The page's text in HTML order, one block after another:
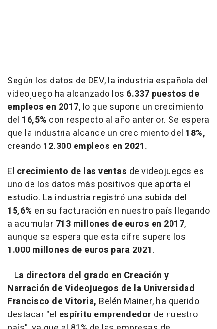
Según los datos de DEV, la industria española del
videojuego ha alcanzado los 6.337 puestos de
empleos en 2017, lo que supone un crecimiento
del 16,5% con respecto al año anterior. Se espera
que la industria alcance un crecimiento del 18%,
creando 12.300 empleos en 2021.
El crecimiento de las ventas de videojuegos es
uno de los datos más positivos que aporta el
estudio. La industria registró una subida del
15,6% en su facturación en nuestro país llegando
a acumular 713 millones de euros en 2017,
aunque se espera que esta cifre supere los
1.000 millones de euros para 2021.
La directora del grado en Creación y
Narración de Videojuegos de la Universidad
Francisco de Vitoria, Belén Mainer, ha querido
destacar "el espíritu emprendedor de nuestro